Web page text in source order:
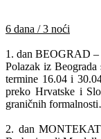
6 dana / 3 noći
1. dan BEOGRAD
Polazak iz
termine 16.04 i
preko Hrvatske i
graničnih
2. dan